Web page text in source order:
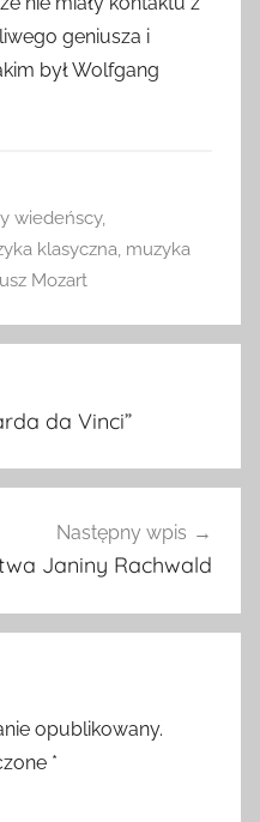
geniusza i
był Wolfgang
wiedeńscy,
klasyczna muzyka
Mozart
da Vinci”
Następny wpis
Janiny Rachwald
opublikowany.
*